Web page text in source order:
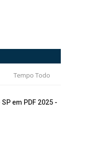
Tempo Todo
em PDF 2025 -